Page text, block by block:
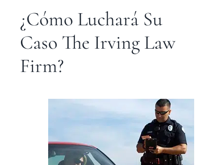
¿Cómo Luchará Su
Caso The Irving Law
Firm?